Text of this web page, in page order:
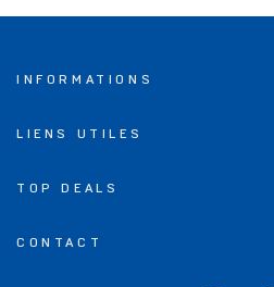
INFORMATIONS
LIENS UTILES
TOP DEALS
CONTACT